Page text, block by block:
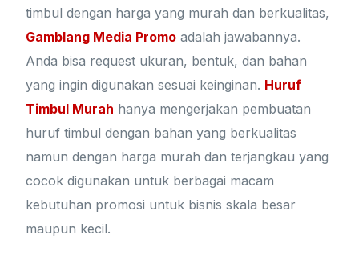
timbul dengan harga yang murah dan berkualitas,
Gamblang Media Promo adalah jawabannya.
Anda bisa request ukuran, bentuk, dan bahan
yang ingin digunakan sesuai keinginan. Huruf
Timbul Murah hanya mengerjakan pembuatan
huruf timbul dengan bahan yang berkualitas
namun dengan harga murah dan terjangkau yang
cocok digunakan untuk berbagai macam
kebutuhan promosi untuk bisnis skala besar
maupun kecil.